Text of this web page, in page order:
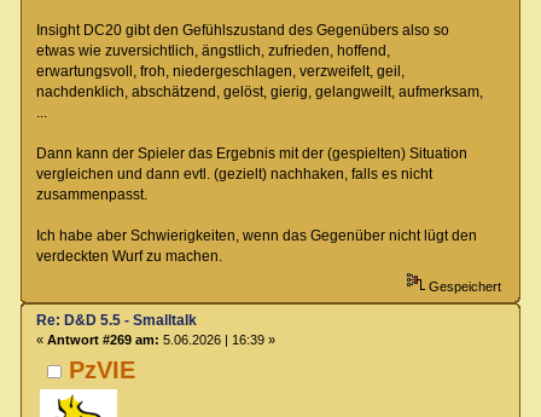
Insight DC20 gibt den Gefühlszustand des Gegenübers also so
etwas wie zuversichtlich, ängstlich, zufrieden, hoffend,
erwartungsvoll, froh, niedergeschlagen, verzweifelt, geil,
nachdenklich, abschätzend, gelöst, gierig, gelangweilt, aufmerksam,
...
Dann kann der Spieler das Ergebnis mit der (gespielten) Situation
vergleichen und dann evtl. (gezielt) nachhaken, falls es nicht
zusammenpasst.
Ich habe aber Schwierigkeiten, wenn das Gegenüber nicht lügt den
verdeckten Wurf zu machen.
Gespeichert
PzVIE
Re: D&D 5.5 - Smalltalk
« Antwort #269 am: 5.06.2026 | 16:39 »